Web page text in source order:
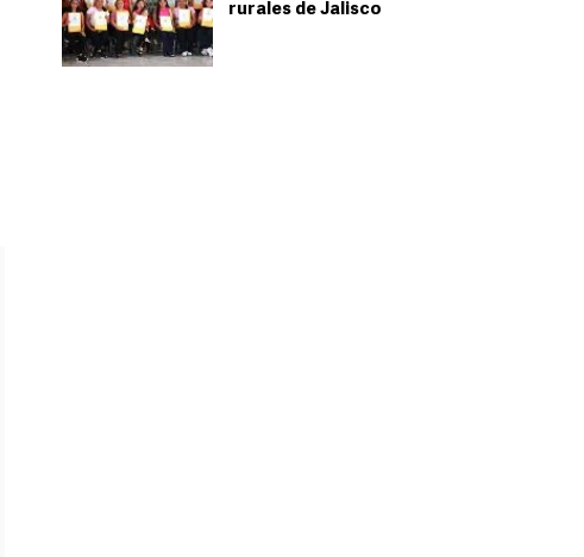
rurales de Jalisco